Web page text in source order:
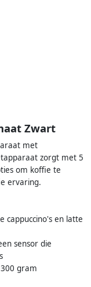
Zwart
met
zorgt met 5
om koffie te
ervaring.
cappuccino's en latte
sensor die
gram